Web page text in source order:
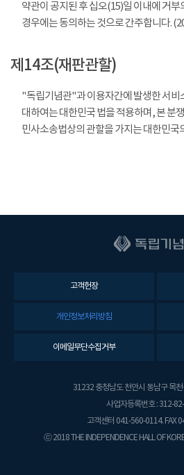
약관이 공지된 후 십오(15)일 이내에 거
경우에는 동의하는 것으로 간주합니다.
제14조(재판관할)
"독립기념관"과 이용자간에 발생한 서비
대하여는 대한민국 법을 적용하며, 본 분
민사소송법상의 관할을 가지는 대한민국
고객헌장
개인정보처리방침
이메일무단수집거부
31232 충청남도 천안시 동남구 목
사업자등록번호 : 312-
고객센터 041-560-0114. FAX
ⓒ 2018 THE INDEPENDENCE HALL OF